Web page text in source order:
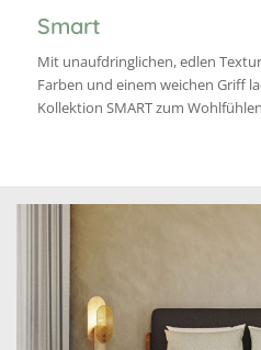
Smart
Mit unaufdringlichen, edlen
Farben und einem weichen Griff
Kollektion SMART zum